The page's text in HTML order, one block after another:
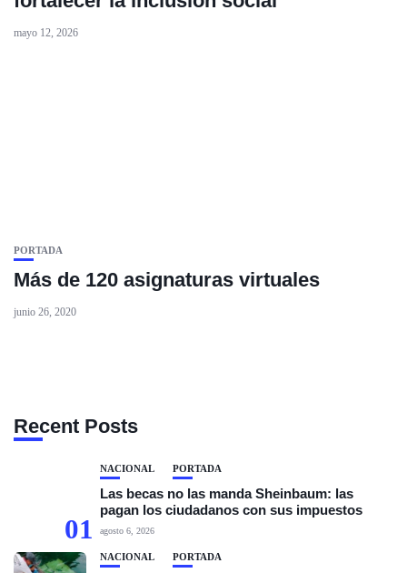
mayo 12, 2026
PORTADA
Más de 120 asignaturas virtuales
junio 26, 2020
Recent Posts
01
NACIONAL PORTADA
Las becas no las manda Sheinbaum: las
pagan los ciudadanos con sus impuestos
agosto 6, 2026
NACIONAL PORTADA